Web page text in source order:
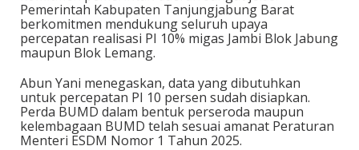
Pemerintah Kabupaten Tanjungjabung Barat
berkomitmen mendukung seluruh upaya
percepatan realisasi PI 10% migas Jambi Blok Jabung
maupun Blok Lemang.
Abun Yani menegaskan, data yang dibutuhkan
untuk percepatan PI 10 persen sudah disiapkan.
Perda BUMD dalam bentuk perseroda maupun
kelembagaan BUMD telah sesuai amanat Peraturan
Menteri ESDM Nomor 1 Tahun 2025.